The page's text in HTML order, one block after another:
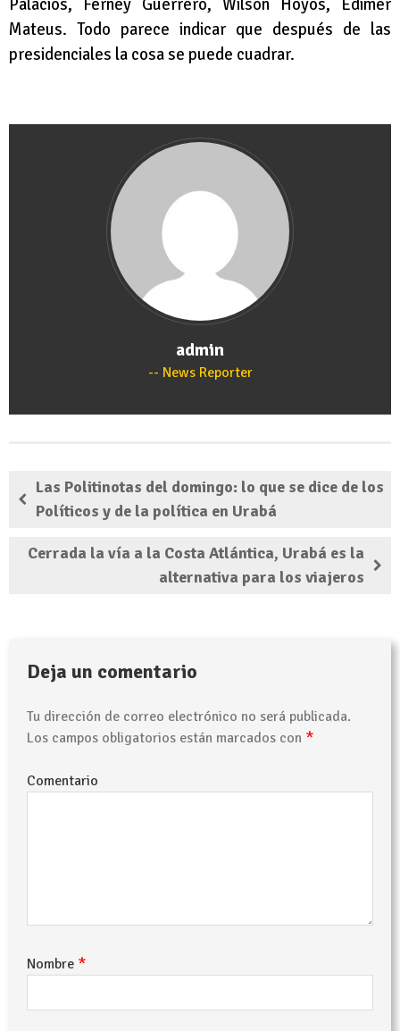
Palacios, Ferney Guerrero, Wilson Hoyos, Edimer
Mateus. Todo parece indicar que después de las
presidenciales la cosa se puede cuadrar.
admin
News Reporter
Las Politinotas del domingo: lo que se dice de los
Políticos y de la política en Urabá
Cerrada la vía a la Costa Atlántica, Urabá es la
alternativa para los viajeros
Deja un comentario
Tu dirección de correo electrónico no será publicada.
Los campos obligatorios están marcados con *
Comentario
Nombre *